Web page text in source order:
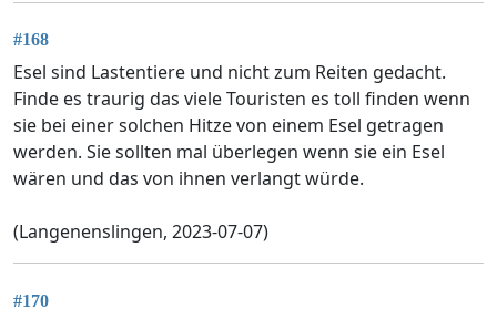
#168
Esel sind Lastentiere und nicht zum Reiten gedacht.
Finde es traurig das viele Touristen es toll finden wenn
sie bei einer solchen Hitze von einem Esel getragen
werden. Sie sollten mal überlegen wenn sie ein Esel
wären und das von ihnen verlangt würde.
(Langenenslingen, 2023-07-07)
#170